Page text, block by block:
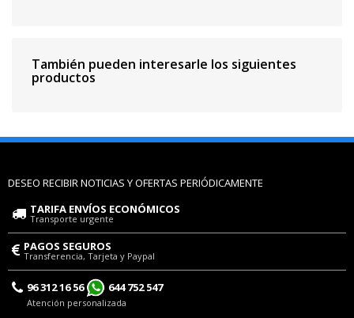
También pueden interesarle los siguientes
productos
DESEO RECIBIR NOTICIAS Y OFERTAS PERIÓDICAMENTE
TARIFA ENVÍOS ECONÓMICOS
Transporte urgente
PAGOS SEGUROS
Transferencia, Tarjeta y Paypal
96 312 16 56 644 752 547
Atención personalizada